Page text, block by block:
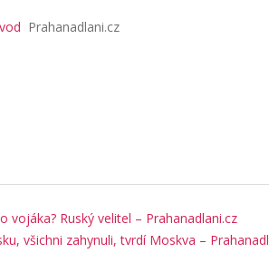
Prahanadlani.cz
Ruský velitel – Prahanadlani.cz
všichni zahynuli, tvrdí Moskva –